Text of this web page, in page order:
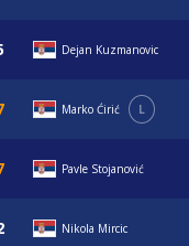
Dejan Kuzmanovic
Marko Ćirić L
Pavle Stojanović
Nikola Mircic